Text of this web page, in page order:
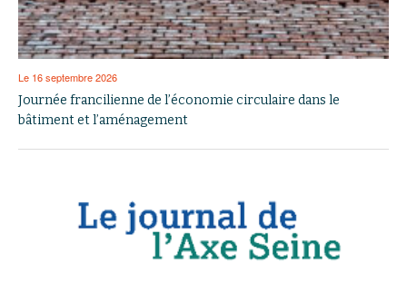
Le 16 septembre 2026
Journée francilienne de l’économie circulaire dans le
bâtiment et l’aménagement